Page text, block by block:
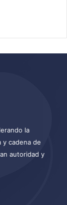
la
y cadena de
autoridad y